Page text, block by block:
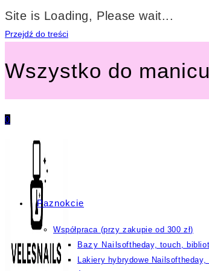
Site is Loading, Please wait...
Przejdź do treści
Wszystko do
0
Paznokcie
Współpraca (przy zakupie od 300 zł)
Bazy Nailsoftheday, touch,
Lakiery hybrydowe